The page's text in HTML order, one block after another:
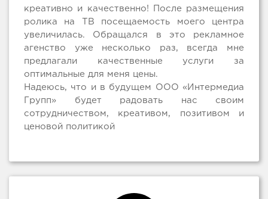
креативно и качественно! После размещения
ролика на ТВ посещаемость моего центра
увеличилась. Обращался в это рекламное
агенство уже несколько раз, всегда мне
предлагали качественные услуги за
оптимальные для меня цены.
Надеюсь, что и в будущем ООО «Интермедиа
Групп» будет радовать нас своим
сотрудничеством, креативом, позитивом и
ценовой политикой